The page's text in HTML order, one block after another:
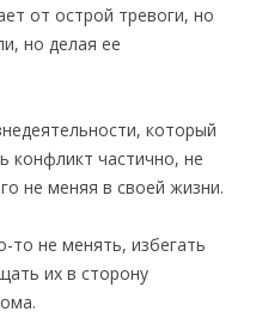
от острой тревоги, но
но делая ее
который
конфликт частично, не
не меняя в своей жизни.
то не менять, избегать
их в сторону